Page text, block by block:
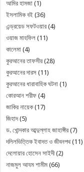
আমির হামজা (1)
ইসলামিক বই (36)
এন্ড্রয়েড সফটওয়ার (4)
ওয়াজ মাহফিল (11)
কালেমা (4)
কুরআনের তাফসীর (28)
কুরআনের দারস (11)
কুরআনের ধারাবাহিক ঘটনা (1)
কোরআন শরীফ (4)
জাকির নায়েক(17)
জিহাদ(5)
ড. খোন্দকার আব্দুল্লাহ জাহাঙ্গীর (7)
দলিলভিত্তিক ইবাদত ও জীবনপথ(11)
দেলোয়ার হোসেন সাইদী(2)
নাজমুল আযম শামীম (66)